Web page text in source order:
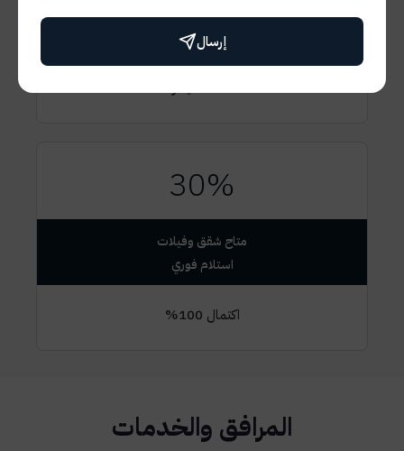
30%
متاح شقق وفيلات
اكتمال 100%
المرافق والخدمات
إرسال